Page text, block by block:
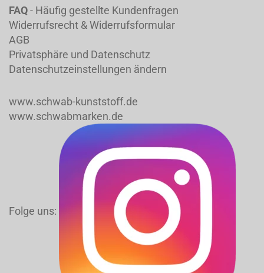
FAQ- Häufig gestellte Kundenfragen
Widerrufsrecht & Widerrufsformular
AGB
Privatsphäre und Datenschutz
Datenschutzeinstellungen ändern
www.schwab-kunststoff.de
www.schwabmarken.de
Folge uns: